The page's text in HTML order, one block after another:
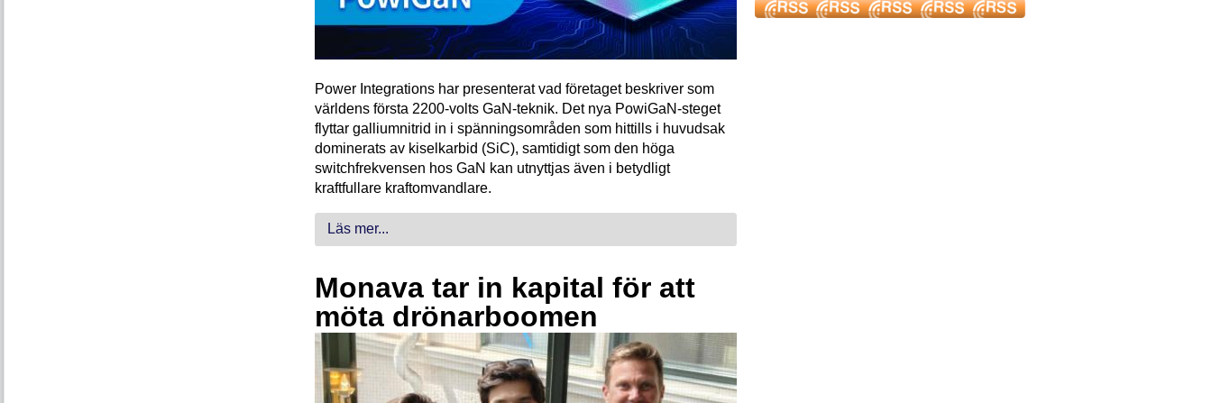
Power Integrations har presenterat vad företaget beskriver som
världens första 2200-volts GaN-teknik. Det nya PowiGaN-steget
flyttar galliumnitrid in i spänningsområden som hittills i huvudsak
dominerats av kiselkarbid (SiC), samtidigt som den höga
switchfrekvensen hos GaN kan utnyttjas även i betydligt
kraftfullare kraftomvandlare.
Läs mer...
Monava tar in kapital för att
möta drönarboomen